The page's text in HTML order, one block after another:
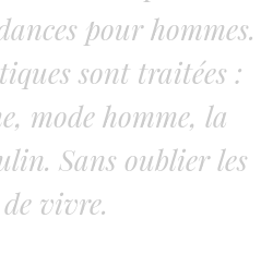
pour hommes.
sont traitées :
mode homme, la
Sans oublier les
vivre.